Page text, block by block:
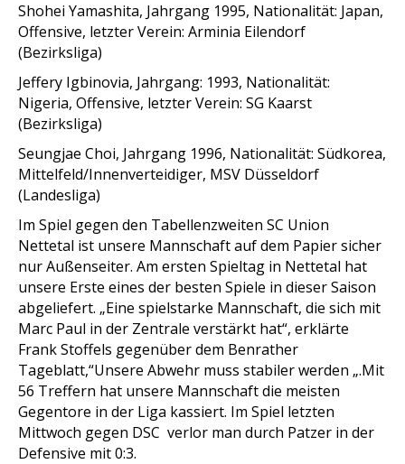
Shohei Yamashita, Jahrgang 1995, Nationalität: Japan,
Offensive, letzter Verein: Arminia Eilendorf
(Bezirksliga)
Jeffery Igbinovia, Jahrgang: 1993, Nationalität:
Nigeria, Offensive, letzter Verein: SG Kaarst
(Bezirksliga)
Seungjae Choi, Jahrgang 1996, Nationalität: Südkorea,
Mittelfeld/Innenverteidiger, MSV Düsseldorf
(Landesliga)
Im Spiel gegen den Tabellenzweiten SC Union
Nettetal ist unsere Mannschaft auf dem Papier sicher
nur Außenseiter. Am ersten Spieltag in Nettetal hat
unsere Erste eines der besten Spiele in dieser Saison
abgeliefert. „Eine spielstarke Mannschaft, die sich mit
Marc Paul in der Zentrale verstärkt hat“, erklärte
Frank Stoffels gegenüber dem Benrather
Tageblatt,“Unsere Abwehr muss stabiler werden „.Mit
56 Treffern hat unsere Mannschaft die meisten
Gegentore in der Liga kassiert. Im Spiel letzten
Mittwoch gegen DSC verlor man durch Patzer in der
Defensive mit 0:3.